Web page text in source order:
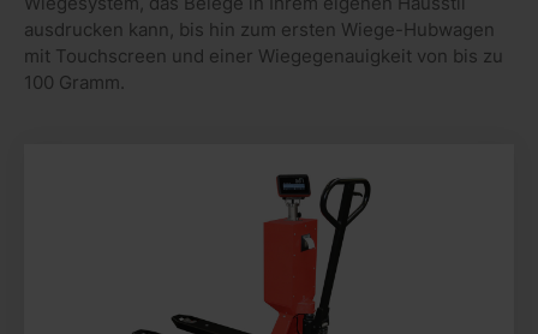
ausdrucken kann, bis hin zum ersten Wiege-Hubwagen
mit Touchscreen und einer Wiegegenauigkeit von bis zu
100 Gramm.